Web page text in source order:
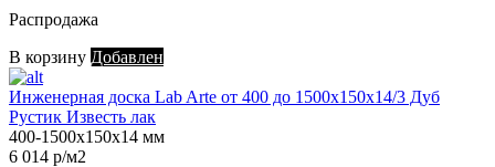
Распродажа
В корзину Добавлен
Инженерная доска Lab Arte от 400 до 1500х150х14/3 Дуб
Рустик Известь лак
400-1500х150х14 мм
6 014 р/м2